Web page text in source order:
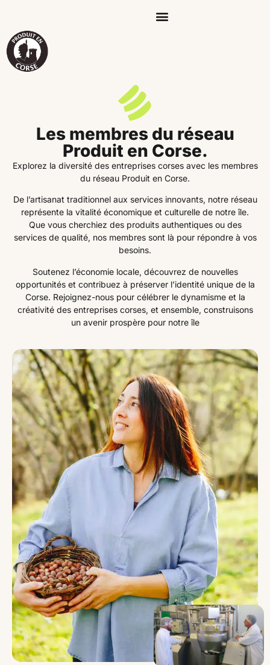
Les membres du réseau
Produit en Corse.
Explorez la diversité des entreprises corses avec les membres
du réseau Produit en Corse.
De l’artisanat traditionnel aux services innovants, notre réseau
représente la vitalité économique et culturelle de notre île.
Que vous cherchiez des produits authentiques ou des
services de qualité, nos membres sont là pour répondre à vos
besoins.
Soutenez l’économie locale, découvrez de nouvelles
opportunités et contribuez à préserver l’identité unique de la
Corse. Rejoignez-nous pour célébrer le dynamisme et la
créativité des entreprises corses, et ensemble, construisons
un avenir prospère pour notre île